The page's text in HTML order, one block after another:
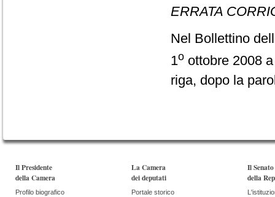
ERRATA
Nel Bollettino
1o ottobre 2008
riga, dopo la
Il Presidente
della Camera
Profilo biografico
La Camera
dei deputati
Portale storico
Il Senato
della